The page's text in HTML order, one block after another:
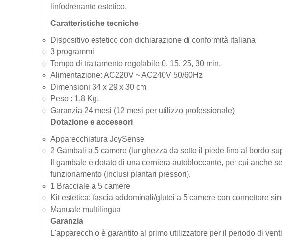
linfodrenante estetico.
Caratteristiche tecniche
Dispositivo estetico con dichiarazione di conformità italiana
3 programmi
Tempo di trattamento regolabile 0, 15, 25, 30 min.
Alimentazione: AC220V ~ AC240V 50/60Hz
Dimensioni 34 x 29 x 30 cm
Peso : 1,8 Kg.
Garanzia 24 mesi (12 mesi per utilizzo professionale)
Dotazione e accessori
Apparecchiatura JoySense
2 Gambali a 5 camere (lunghezza da sotto il piede fino al bordo
Il gambale è dotato di una cerniera autobloccante, per cui anche
funzionamento (inclusi plantari pressori).
1 Bracciale a 5 camere
Kit estetica: fascia addominali/glutei a 5 camere con connettore
Manuale multilingua
Garanzia
L'apparecchio è garantito al primo utilizzatore per il periodo di